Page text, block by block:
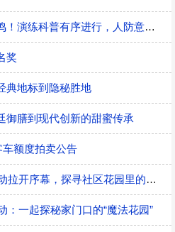
今天，上海全市防空警报试鸣！演练科普有序进行，人防意识“声入人心”
奖
典地标到隐秘胜地
御膳到现代创新的甜蜜传承
额度拍卖公告
2025世界城市日社会系列活动拉开序幕，探寻社区花园里的智慧应用
：一起探秘家门口的“魔法花园”